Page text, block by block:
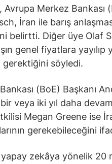
Avrupa Merkez Bankası
İran ile barış
belirtti. Diğer üye Olaf
genel fiyatlara yayılıp
gerektiğini söyledi.
(BoE) Başkanı
bir veya iki yıl daha
Megan Greene ise
gerekebileceğini
zekâya yönelik 20